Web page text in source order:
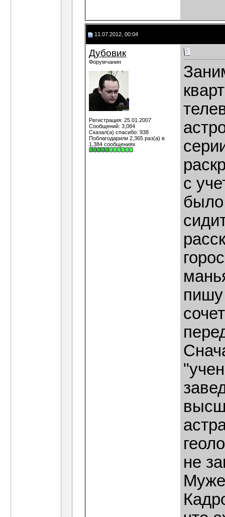
11.07.2012, 00:04
Дубовик
Форумчанин
Регистрация: 25.01.2007
Сообщений: 3,084
Сказал(а) спасибо: 938
Поблагодарили 2,365 раз(а) в
1,384 сообщениях
с
было
не